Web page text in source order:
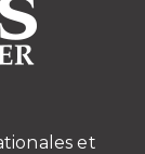
et